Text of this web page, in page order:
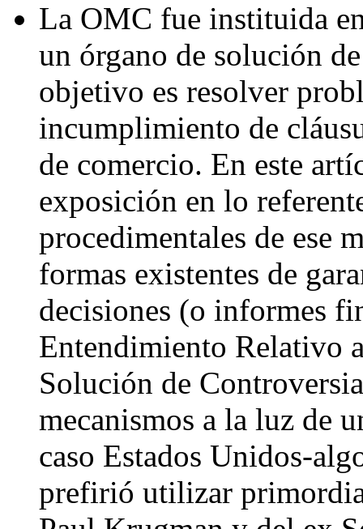
La OMC fue instituida
un órgano de solución
objetivo es resolver
incumplimiento de
de comercio. En este
exposición en lo
procedimentales de ese
formas existentes de
decisiones (o informes
Entendimiento Relativo
Solución de
mecanismos a la luz de
caso Estados Unidos-
prefirió utilizar